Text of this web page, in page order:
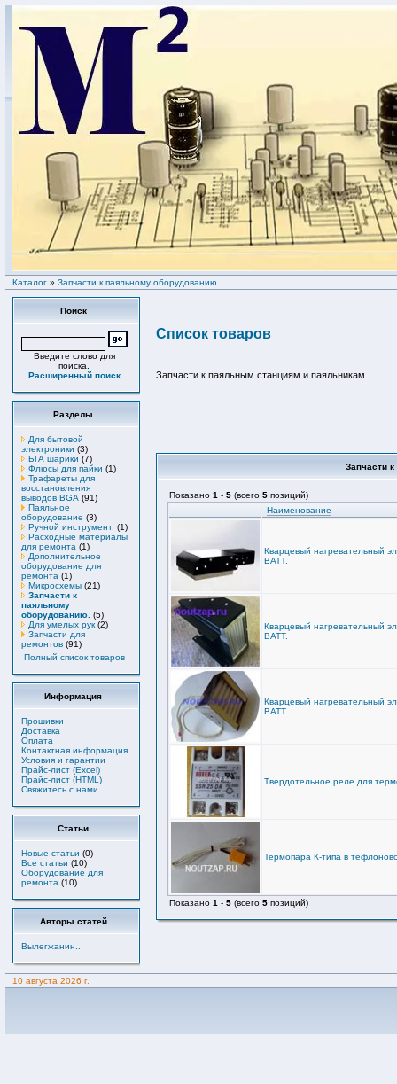
Каталог » Запчасти к паяльному оборудованию.
Поиск
Введите слово для
поиска.
Расширенный поиск
Разделы
Для бытовой
электроники (3)
БГА шарики (7)
Флюсы для пайки (1)
Трафареты для
восстановления
выводов BGA (91)
Паяльное
оборудование (3)
Ручной инструмент. (1)
Расходные материалы
для ремонта (1)
Дополнительное
оборудование для
ремонта (1)
Микросхемы (21)
Запчасти к
паяльному
оборудованию. (5)
Для умелых рук (2)
Запчасти для
ремонтов (91)
Полный список товаров
Информация
Прошивки
Доставка
Оплата
Контактная информация
Условия и гарантии
Прайс-лист (Excel)
Прайс-лист (HTML)
Свяжитесь с нами
Статьи
Новые статьи (0)
Все статьи (10)
Оборудование для
ремонта (10)
Авторы статей
Вылегжанин..
Список товаров
Запчасти к паяльным станциям и паяльникам.
Запчасти
Показано 1 - 5 (всего 5 позиций)
Наименование
Кварцевый нагревательный
ВАТТ.
Кварцевый нагревательный
ВАТТ.
Кварцевый нагревательный
ВАТТ.
Твердотельное реле для
Термопара К-типа в
Показано 1 - 5 (всего 5 позиций)
10 августа 2026 г.